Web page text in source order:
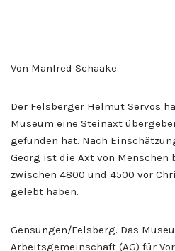
Von Manfred Schaake
Der Felsberger Helmut Servos
Museum eine Steinaxt
gefunden hat. Nach
Georg ist die Axt von Menschen
zwischen 4800 und 4500 vor
gelebt haben.
Gensungen/Felsberg. Das
Arbeitsgemeinschaft (AG) für